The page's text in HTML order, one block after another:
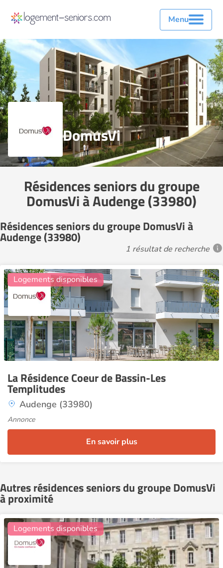
Menu
DomusVi
Résidences seniors du groupe
DomusVi à Audenge (33980)
Résidences seniors du groupe DomusVi à
Audenge (33980)
1 résultat de recherche
La Résidence Coeur de Bassin-Les
Templitudes
Audenge (33980)
Logements disponibles
Annonce
En savoir plus
Autres résidences seniors du groupe DomusVi
à proximité
Logements disponibles